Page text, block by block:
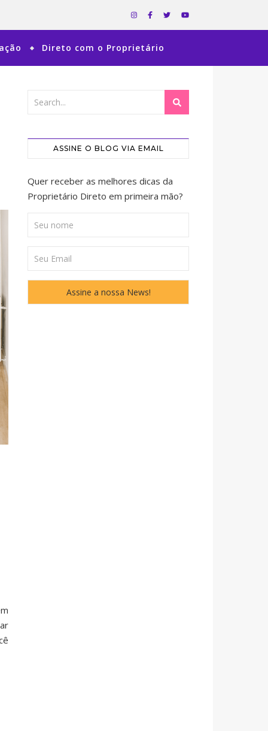
Direto com o Proprietário
ASSINE O BLOG VIA EMAIL
Quer receber as melhores dicas da
Proprietário Direto em primeira mão?